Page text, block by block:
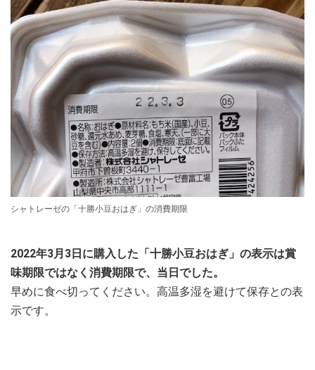
シャトレーゼの「十勝小豆おはぎ」の消費期限
2022年3月3日に購入した「十勝小豆おはぎ」の表示は賞
味期限ではなく消費期限で、当日でした。
早めに食べ切ってください。高温多湿を避けて保存との表
示です。